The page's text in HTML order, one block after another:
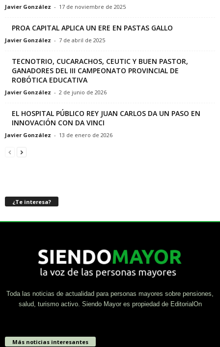
Javier González - 17 de noviembre de 2025
PROA CAPITAL APLICA UN ERE EN PASTAS GALLO
Javier González - 7 de abril de 2025
TECNOTRIO, CUCARACHOS, CEUTIC Y BUEN PASTOR,
GANADORES DEL III CAMPEONATO PROVINCIAL DE
ROBÓTICA EDUCATIVA
Javier González - 2 de junio de 2026
EL HOSPITAL PÚBLICO REY JUAN CARLOS DA UN PASO EN
INNOVACIÓN CON DA VINCI
Javier González - 13 de enero de 2026
¿Te interesa?
Toda las noticias de actualidad para personas mayores sobre pensiones,
salud, turismo activo. Siendo Mayor es propiedad de EditorialOn
Más noticias interesantes